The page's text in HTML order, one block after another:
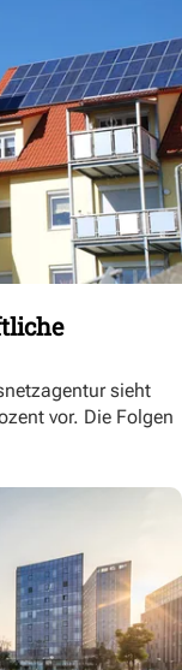
sieht
vor. Die Folgen